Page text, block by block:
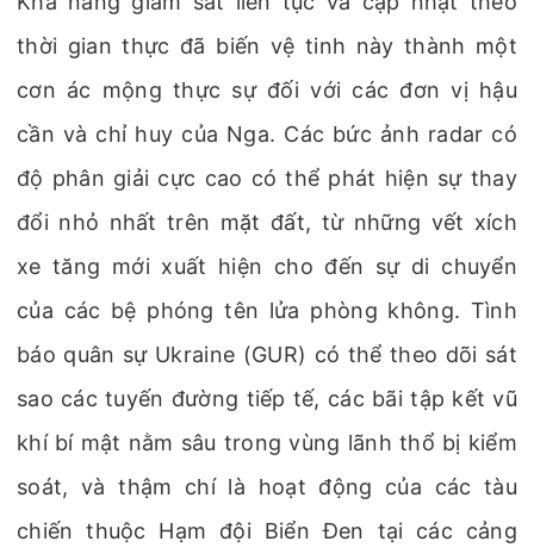
thời gian thực đã biến vệ tinh này thành một
cơn ác mộng thực sự đối với các đơn vị hậu
cần và chỉ huy của Nga. Các bức ảnh radar có
độ phân giải cực cao có thể phát hiện sự thay
đổi nhỏ nhất trên mặt đất, từ những vết xích
xe tăng mới xuất hiện cho đến sự di chuyển
của các bệ phóng tên lửa phòng không. Tình
báo quân sự Ukraine (GUR) có thể theo dõi sát
sao các tuyến đường tiếp tế, các bãi tập kết vũ
khí bí mật nằm sâu trong vùng lãnh thổ bị kiểm
soát, và thậm chí là hoạt động của các tàu
chiến thuộc Hạm đội Biển Đen tại các cảng